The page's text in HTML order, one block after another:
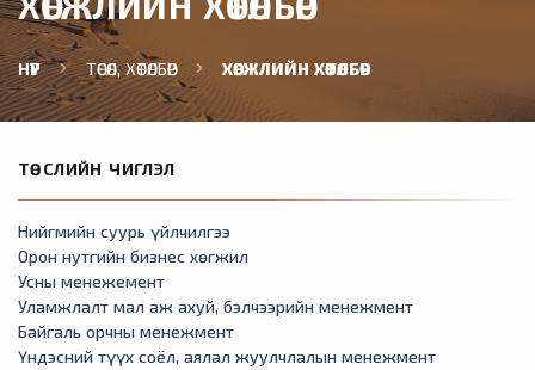
НҮҮР ТӨСӨЛ, ХӨТӨЛБӨР ХӨГЖЛИЙН ХӨТӨЛБӨР
ТӨСЛИЙН ЧИГЛЭЛ
Нийгмийн суурь үйлчилгээ
Орон нутгийн бизнес хөгжил
Усны менежемент
Уламжлалт мал аж ахуй, бэлчээрийн менежмент
Байгаль орчны менежмент
Үндэсний түүх соёл, аялал жуулчлалын менежмент